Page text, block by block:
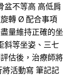
盆不等高 高低肩
轉 Ø 配合事項
量維持正確的坐
斜等坐姿、三七
估後，治療師將
活動寫 筆記記